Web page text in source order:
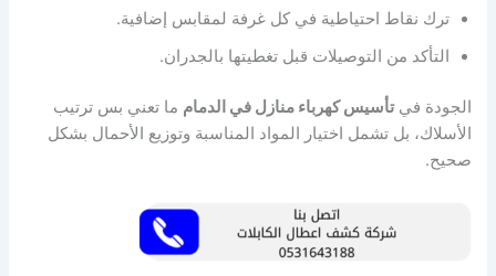
ترك نقاط احتياطية في كل غرفة لمقابس إضافية.
التأكد من التوصيلات قبل تغطيتها بالجدران.
الجودة فيتأسيس كهرباء منازل في الدمام ما تعني بس ترتيب
الأسلاك، بل تشمل اختيار المواد المناسبة وتوزيع الأحمال بشكل
صحيح.